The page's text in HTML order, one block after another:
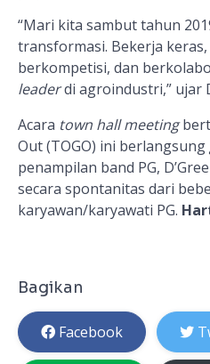
“Mari kita sambut tahun
transformasi. Bekerja
berkompetisi, dan
leaderdi agroindustri,” ujar
Acara town hall meeting
Out (TOGO) ini berlangsung
penampilan band PG,
secara spontanitas dari
karyawan/karyawati PG.
Bagikan
Facebook